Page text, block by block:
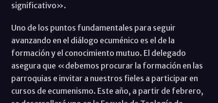
significativo».
Uno de los puntos fundamentales para seguir
avanzando en el diálogo ecuménico es el de la
formación y el conocimiento mutuo. El delegado
asegura que «debemos procurar la formación en las
parroquias e invitar a nuestros fieles a participar en
cursos de ecumenismo. Este año, a partir de febrero,